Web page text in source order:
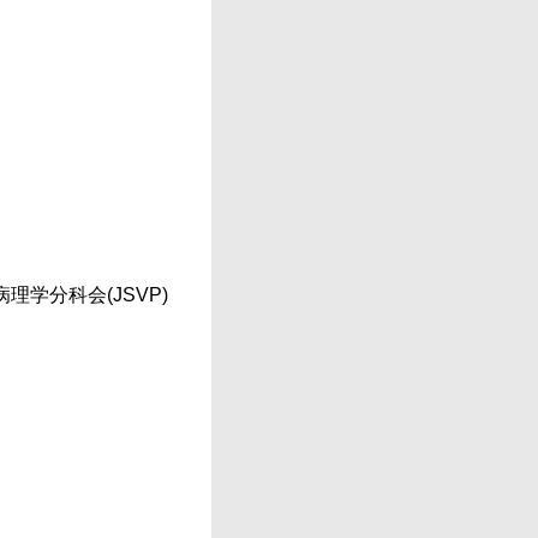
理学分科会(JSVP)